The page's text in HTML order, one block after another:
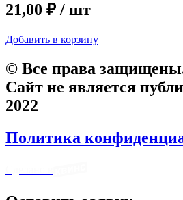
21,00 ₽ / шт
Добавить в корзину
© Все права
Сайт не является
2022
Политика